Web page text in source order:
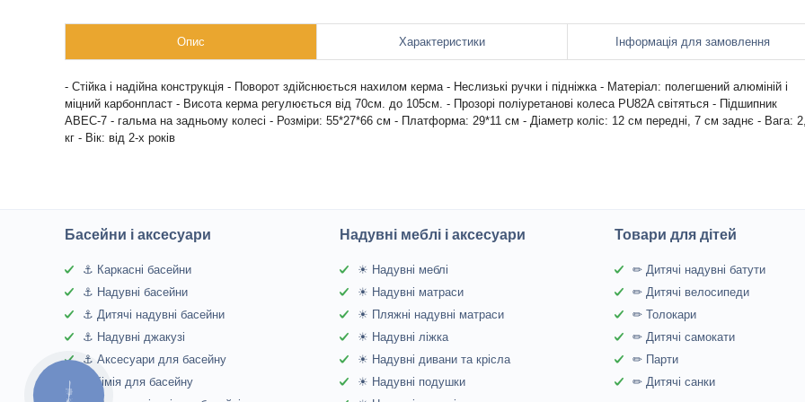
Опис Характеристики Інформація для замовлення
- Стійка і надійна конструкція - Поворот здійснюється нахилом керма - Неслизькі ручки і підніжка - Матеріал: полегшений алюміній і
міцний карбонпласт - Висота керма регулюється від 70см. до 105см. - Прозорі поліуретанові колеса PU82A світяться - Підшипник
АВЕС-7 - гальма на задньому колесі - Розміри: 55*27*66 см - Платформа: 29*11 см - Діаметр коліс: 12 см передні, 7 см заднє - Вага:
кг - Вік: від 2-х років
Басейни і аксесуари
⚓ Каркасні басейни
⚓ Надувні басейни
⚓ Дитячі надувні басейни
⚓ Надувні джакузі
⚓ Аксесуари для басейну
⚓Хімія для басейну
Надувні меблі і аксесуари
☀ Надувні меблі
☀ Надувні матраси
☀ Пляжні надувні матраси
☀ Надувні ліжка
☀ Надувні дивани та крісла
☀ Надувні подушки
Товари для дітей
✏ Дитячі надувні батути
✏ Дитячі велосипеди
✏ Толокари
✏ Дитячі самокати
✏ Парти
✏ Дитячі санки
КНОПКА
ЗВ'ЯЗКУ